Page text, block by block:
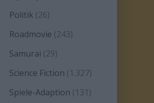
Politik (26)
Roadmovie (243)
Samurai (29)
Science Fiction (1.327)
Spiele-Adaption (131)